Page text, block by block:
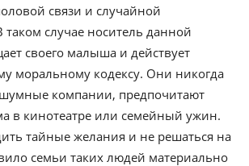
связи и случайной
случае носитель данной
своего малыша и действует
моральному кодексу. Они никогда
компании, предпочитают
в кинотеатре или семейный ужин.
тайные желания и не решаться на
семьи таких людей материально